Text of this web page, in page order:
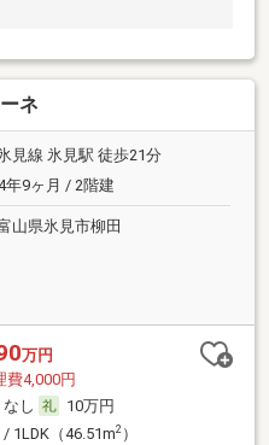
ネ
見線 氷見駅 徒歩21分
年9ヶ月 / 2階建
山県氷見市柳田
万円
費4,000円
なし
10万円
/ 1LDK（46.51m2）